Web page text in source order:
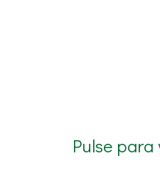
Pulse